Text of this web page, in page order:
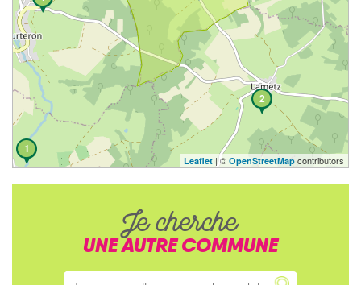
2
1
Leaflet | © OpenStreetMap contributors
Je cherche
UNE AUTRE COMMUNE